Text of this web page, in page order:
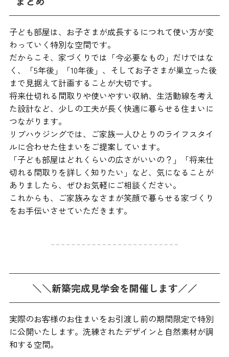
子ども部屋は、お子さまが成長するにつれて使い方が変
わっていく特別な空間です。
だからこそ、家づくりでは「今必要なもの」だけではな
く、「5年後」「10年後」、そしてお子さまが巣立った後
まで見据えて計画することが大切です。
将来仕切れる間取りや使いやすい収納、生活動線を考え
た設計など、少しの工夫が長く快適に暮らせる住まいに
つながります。
リブハウジングでは、ご家族一人ひとりのライフスタイ
ルに合わせた住まいをご提案しています。
「子ども部屋はどれくらいの広さがいいの？」「将来仕
切れる間取りを詳しく知りたい」など、気になることが
ありましたら、ぜひお気軽にご相談ください。
これからも、ご家族みなさまが笑顔で暮らせる家づくり
をお手伝いさせていただきます。
＼＼新築完成見学会を開催します／／
実際のお客様のお住まいをお引渡し前の期間限定で特別
に公開いたします。洗練されたデザインと自然素材が調
和する空間。